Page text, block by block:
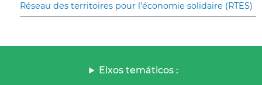
Réseau des territoires pour l’économie solidaire (RTES)
Eixos temáticos :